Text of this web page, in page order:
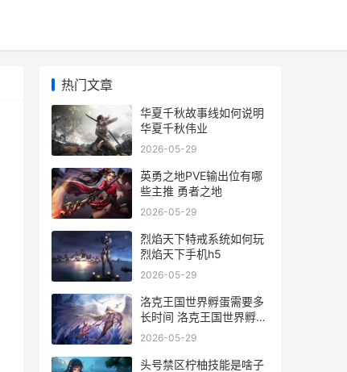
热门文章
华夏千秋故事线如何说明
华夏千秋伟业
2026-05-29
英勇之地PVE输出位有哪
些主推 勇者之地
2026-05-29
烈焰天下特戒系统如何玩
烈焰天下手机h5
2026-05-29
洛克王国世界孵蛋需要多
长时间 洛克王国世界孵蛋
查询器
2026-05-29
头号禁区柠柚技能是啥子